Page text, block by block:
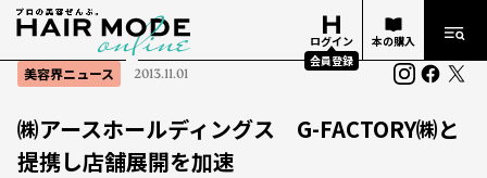
ログイン
会員登録
本の購入
美容界ニュース 2013.11.01
㈱アースホールディングス G-FACTORY㈱と
提携し店舗展開を加速